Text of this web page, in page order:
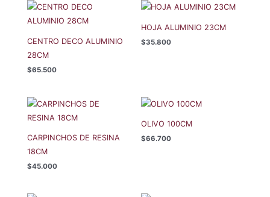
CENTRO DECO ALUMINIO
28CM
$65.500
HOJA ALUMINIO 23CM
$35.800
CARPINCHOS DE RESINA
18CM
$45.000
OLIVO 100CM
$66.700